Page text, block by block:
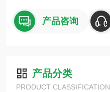
产品咨询
产品分类
PRODUCT CLASSIFICATION